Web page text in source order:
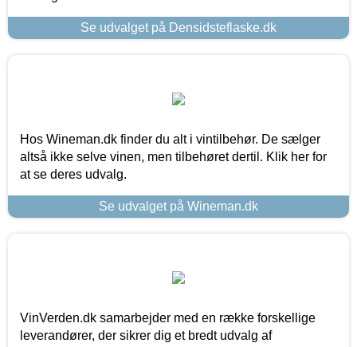
Se udvalget på Densidsteflaske.dk
Hos Wineman.dk finder du alt i vintilbehør. De sælger
altså ikke selve vinen, men tilbehøret dertil. Klik her for
at se deres udvalg.
Se udvalget på Wineman.dk
VinVerden.dk samarbejder med en række forskellige
leverandører, der sikrer dig et bredt udvalg af